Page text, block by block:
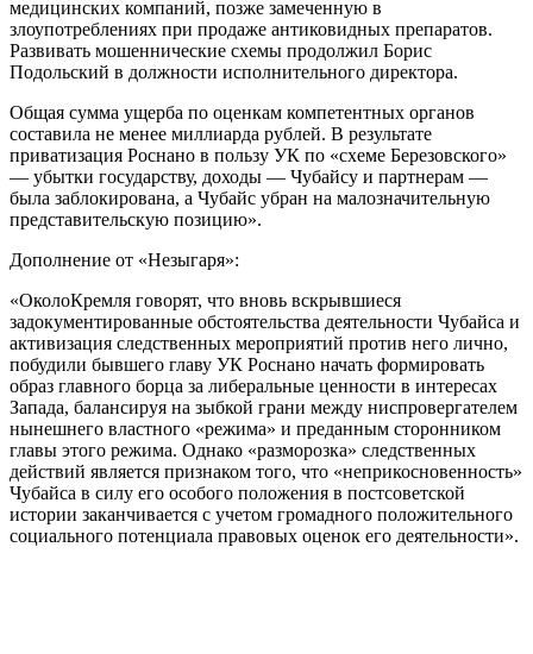
медицинских компаний, позже замеченную в
злоупотреблениях при продаже антиковидных препаратов.
Развивать мошеннические схемы продолжил Борис
Подольский в должности исполнительного директора.
Общая сумма ущерба по оценкам компетентных органов
составила не менее миллиарда рублей. В результате
приватизация Роснано в пользу УК по «схеме Березовского»
— убытки государству, доходы — Чубайсу и партнерам —
была заблокирована, а Чубайс убран на малозначительную
представительскую позицию».
Дополнение от «Незыгаря»:
«ОколоКремля говорят, что вновь вскрывшиеся
задокументированные обстоятельства деятельности Чубайса и
активизация следственных мероприятий против него лично,
побудили бывшего главу УК Роснано начать формировать
образ главного борца за либеральные ценности в интересах
Запада, балансируя на зыбкой грани между ниспровергателем
нынешнего властного «режима» и преданным сторонником
главы этого режима. Однако «разморозка» следственных
действий является признаком того, что «неприкосновенность»
Чубайса в силу его особого положения в постсоветской
истории заканчивается с учетом громадного положительного
социального потенциала правовых оценок его деятельности».